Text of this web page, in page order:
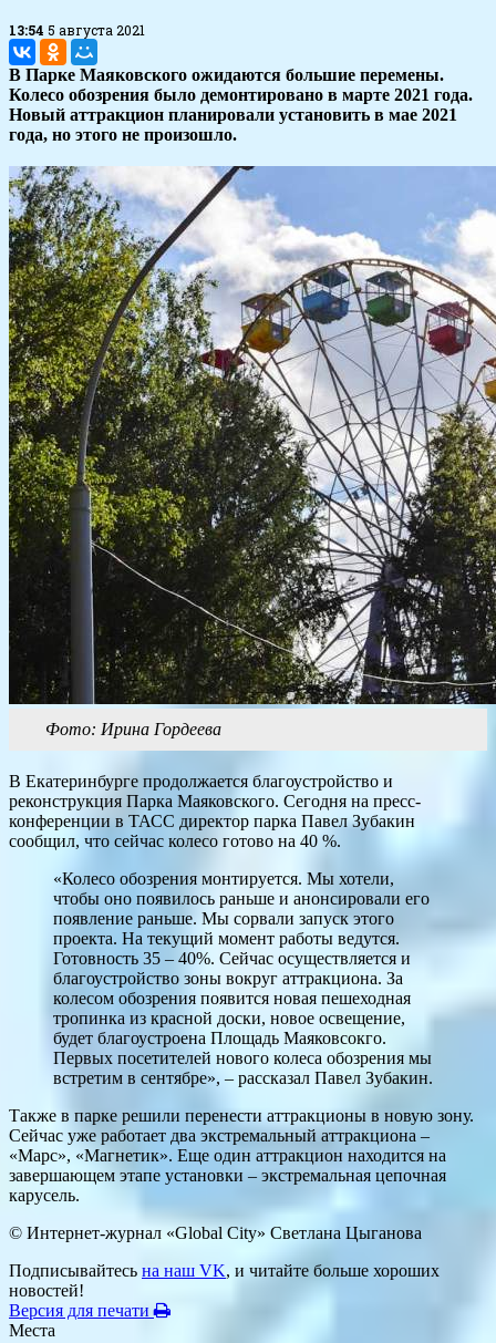
13:54 5 августа 2021
В Парке Маяковского ожидаются большие перемены.
Колесо обозрения было демонтировано в марте 2021 года.
Новый аттракцион планировали установить в мае 2021
года, но этого не произошло.
Фото: Ирина Гордеева
В Екатеринбурге продолжается благоустройство и
реконструкция Парка Маяковского. Сегодня на пресс-
конференции в ТАСС директор парка Павел Зубакин
сообщил, что сейчас колесо готово на 40 %.
«Колесо обозрения монтируется. Мы хотели,
чтобы оно появилось раньше и анонсировали его
появление раньше. Мы сорвали запуск этого
проекта. На текущий момент работы ведутся.
Готовность 35 – 40%. Сейчас осуществляется и
благоустройство зоны вокруг аттракциона. За
колесом обозрения появится новая пешеходная
тропинка из красной доски, новое освещение,
будет благоустроена Площадь Маяковсокго.
Первых посетителей нового колеса обозрения мы
встретим в сентябре», – рассказал Павел Зубакин.
Также в парке решили перенести аттракционы в новую зону.
Сейчас уже работает два экстремальный аттракциона –
«Марс», «Магнетик». Еще один аттракцион находится на
завершающем этапе установки – экстремальная цепочная
карусель.
© Интернет-журнал «Global City» Светлана Цыганова
Подписывайтесь на наш VK, и читайте больше хороших
новостей!
Версия для печати
Места